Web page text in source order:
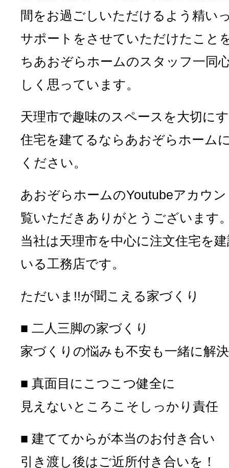
間をお過ごしいただけるよう精い
サポートをさせていただけたこと
ちあおぞらホームのスタッフ一同
しく思っています。
天理市で趣味のスペースを大切に
住宅を建てるならあおぞらホーム
ください。
あおぞらホームのYoutubeアカウ
覧いただきありがとうございます
当社は天理市を中心に注文住宅を
いる工務店です。
ただいま!!が聞こえる家づくり
■ 二人三脚の家づくり
家づくりの悩みも不安も一緒に解決
■ 真面目にこつこつ健全に
見えないところこそしっかり責任
■ 建ててからが本当のお付き合い
引き渡し後はご近所付き合いを！